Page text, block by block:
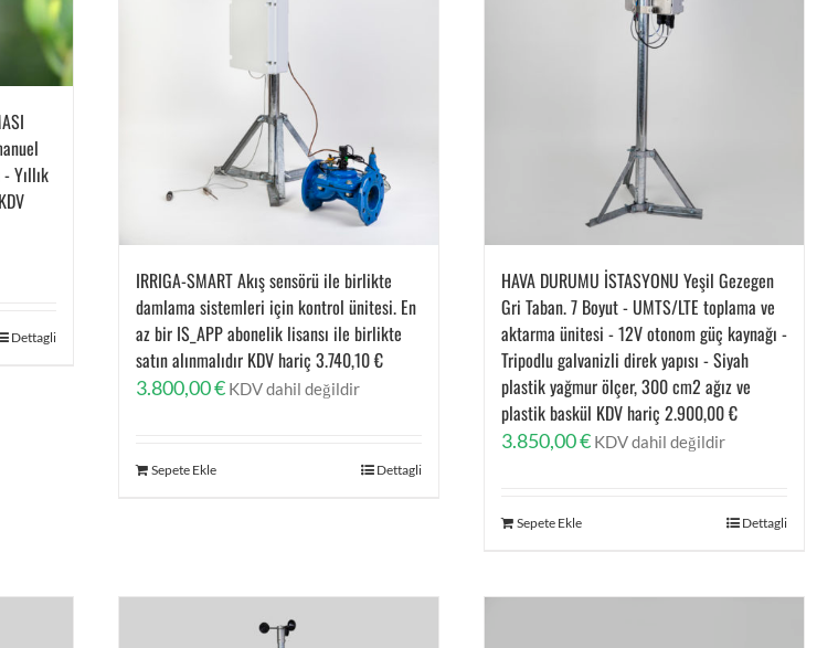
Yıllık
Dettagli
IRRIGA-SMART Akış sensörü ile birlikte
damlama sistemleri için kontrol ünitesi. En
az bir IS_APP abonelik lisansı ile birlikte
satın alınmalıdır KDV hariç 3.740,10 €
3.800,00€ KDV dahil değildir
Sepete Ekle Dettagli
HAVA DURUMU İSTASYONU Yeşil Gezegen
Gri Taban. 7 Boyut - UMTS/LTE toplama ve
aktarma ünitesi - 12V otonom güç kaynağı -
Tripodlu galvanizli direk yapısı - Siyah
plastik yağmur ölçer, 300 cm2 ağız ve
plastik baskül KDV hariç 2.900,00 €
3.850,00€ KDV dahil değildir
Sepete Ekle Dettagli